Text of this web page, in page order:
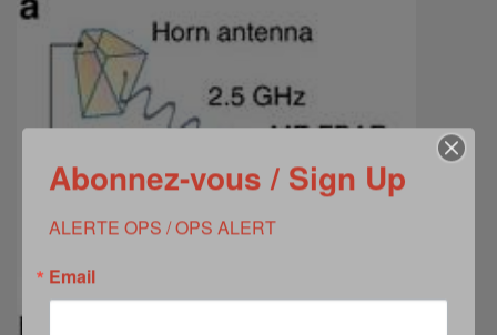
Abonnez-vous / Sign Up
ALERTE OPS / OPS ALERT
Email